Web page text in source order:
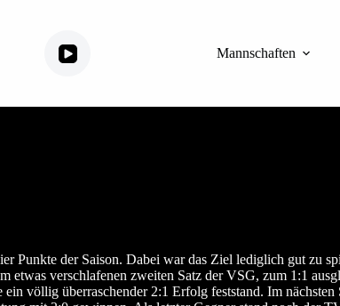
Mannschaften
Punkte der Saison. Dabei war das Ziel lediglich gut zu
verschlafenen zweiten Satz der VSG, zum 1:1
völlig überraschender 2:1 Erfolg feststand. Im